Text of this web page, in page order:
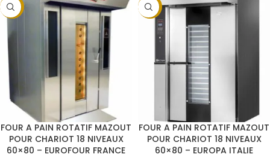
-11%
FOUR A PAIN ROTATIF MAZOUT
POUR CHARIOT 18 NIVEAUX
60×80 – EUROFOUR FRANCE
-8%
FOUR A PAIN ROTATIF MAZOUT
POUR CHARIOT 18 NIVEAUX
60×80 – EUROPA ITALIE